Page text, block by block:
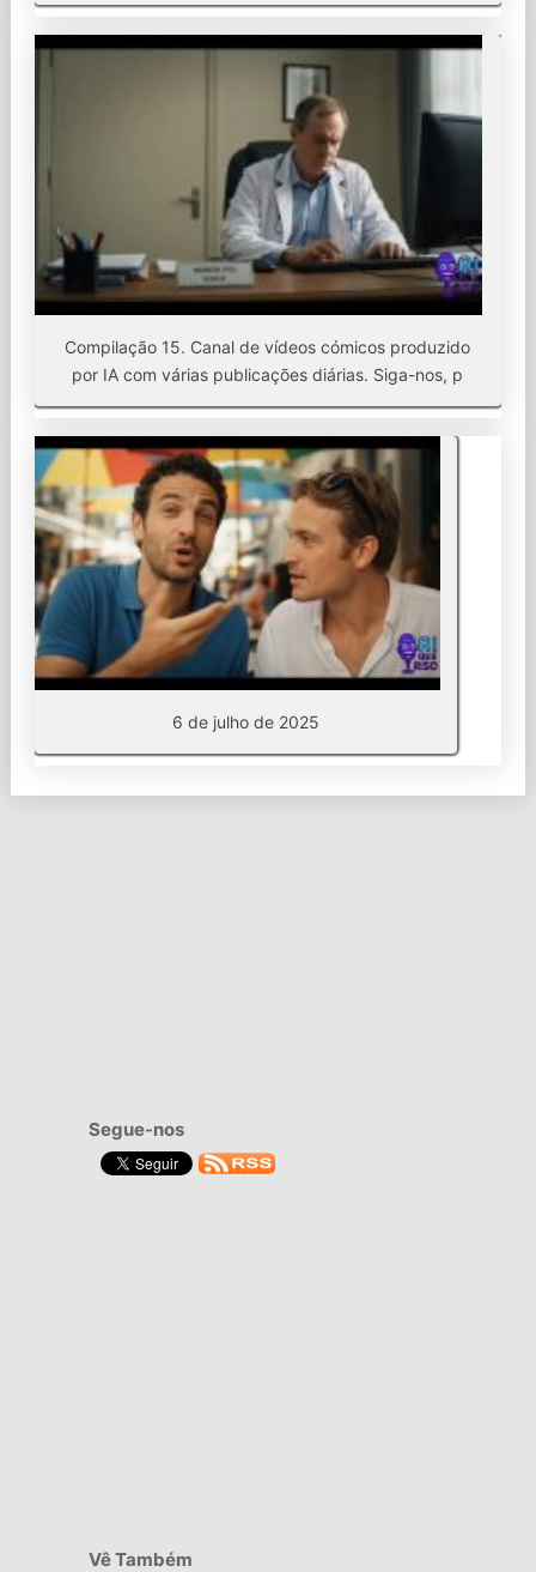
Compilação 15. Canal de vídeos cómicos produzido
por IA com várias publicações diárias. Siga-nos, p
6 de julho de 2025
Segue-nos
Vê Também